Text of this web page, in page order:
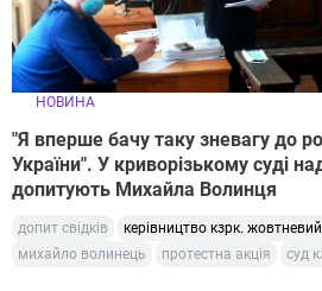
НОВИНА
"Я вперше бачу таку зневагу до
України". У криворізькому суді
допитують Михайла Волинця
допит свідків
керівництво кзрк.
михайло волинець
протестна акція суд